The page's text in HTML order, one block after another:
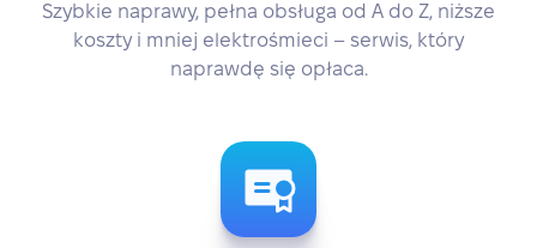
Szybkie naprawy, pełna obsługa od A do Z, niższe
koszty i mniej elektrośmieci – serwis, który
naprawdę się opłaca.